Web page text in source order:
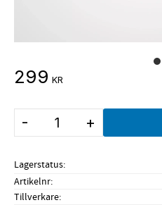
299 KR
+
-
Lagerstatus
Artikelnr
Tillverkare